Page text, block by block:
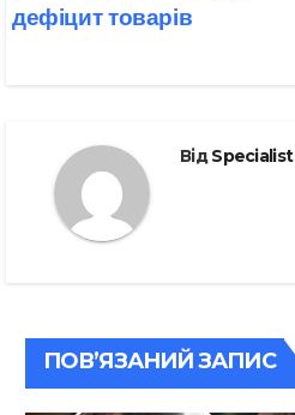
дефіцит товарів
ВідSpecialist
ПОВ’ЯЗАНИЙ ЗАПИС